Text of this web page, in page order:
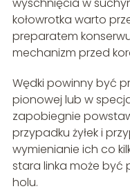
kołowrotka warto
preparatem
mechanizm przed
Wędki powinny być
pionowej lub w
zapobiegnie
przypadku żyłek i
wymienianie ich co
stara linka może
holu.